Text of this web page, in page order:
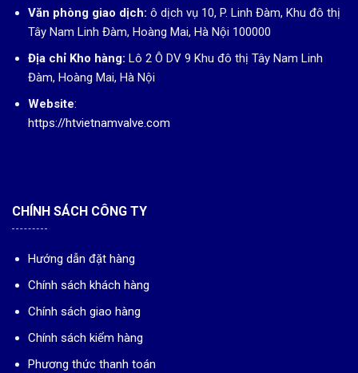
Văn phòng giao dịch: ô dịch vụ 10, P. Linh Đàm, Khu đô thị
Tây Nam Linh Đàm, Hoàng Mai, Hà Nội 100000
Địa chỉ Kho hàng: Lô 2 Ô DV 9 Khu đô thị Tây Nam Linh
Đàm, Hoàng Mai, Hà Nội
Website:
https://htvietnamvalve.com
CHÍNH SÁCH CÔNG TY
Hướng dẫn đặt hàng
Chính sách khách hàng
Chính sách giao hàng
Chính sách kiểm hàng
Phương thức thanh toán